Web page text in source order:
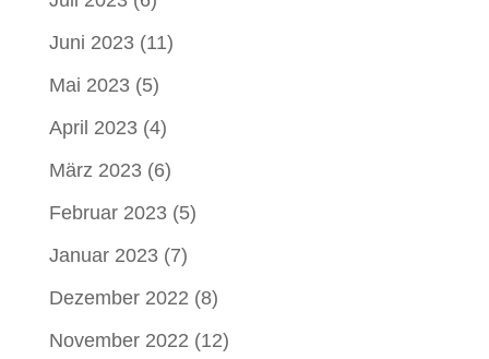
Juni 2023(11)
Mai 2023(5)
April 2023(4)
März 2023(6)
Februar 2023(5)
Januar 2023(7)
Dezember 2022 (8)
November 2022 (12)